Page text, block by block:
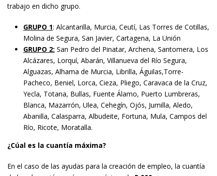
trabajo en dicho grupo.
GRUPO 1: Alcantarilla, Murcia, Ceutí, Las Torres de Cotillas,
Molina de Segura, San Javier, Cartagena, La Unión
GRUPO 2: San Pedro del Pinatar, Archena, Santomera, Los
Alcázares, Lorquí, Abarán, Villanueva del Río Segura,
Alguazas, Alhama de Murcia, Librilla, Águilas,Torre-
Pacheco, Beniel, Lorca, Cieza, Pliego, Caravaca de la Cruz,
Yecla, Totana, Bullas, Fuente Álamo, Puerto Lumbreras,
Blanca, Mazarrón, Ulea, Cehegín, Ojós, Jumilla, Aledo,
Abanilla, Calasparra, Albudeite, Fortuna, Mula, Campos del
Río, Ricote, Moratalla.
¿Cúal es la cuantía máxima?
En el caso de las ayudas para la creación de empleo, la cuantía